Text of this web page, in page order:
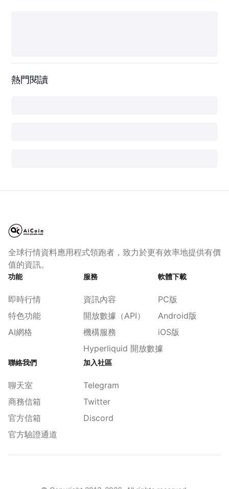
熱門閱讀
全球行情資料應用程式領跑者，致力於更有效率地提供有價
值的資訊。
功能
即時行情
特色功能
AI網格
服務
資訊內容
開放數據（API）
機構服務
Hyperliquid 開放數據
軟體下載
PC版
Android版
iOS版
聯絡我們
聊天室
商務信箱
官方信箱
官方驗證通道
加入社區
Telegram
Twitter
Discord